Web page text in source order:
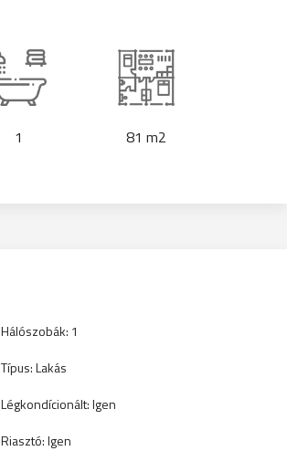
1 81 m2
Hálószobák: 1
Típus: Lakás
Légkondícionált: Igen
Riasztó: Igen